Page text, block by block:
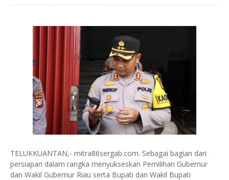
TELUKKUANTAN,- mitra86sergab.com. Sebagai bagian dari
persiapan dalam rangka menyukseskan Pemilihan Gubernur
dan Wakil Gubernur Riau serta Bupati dan Wakil Bupati